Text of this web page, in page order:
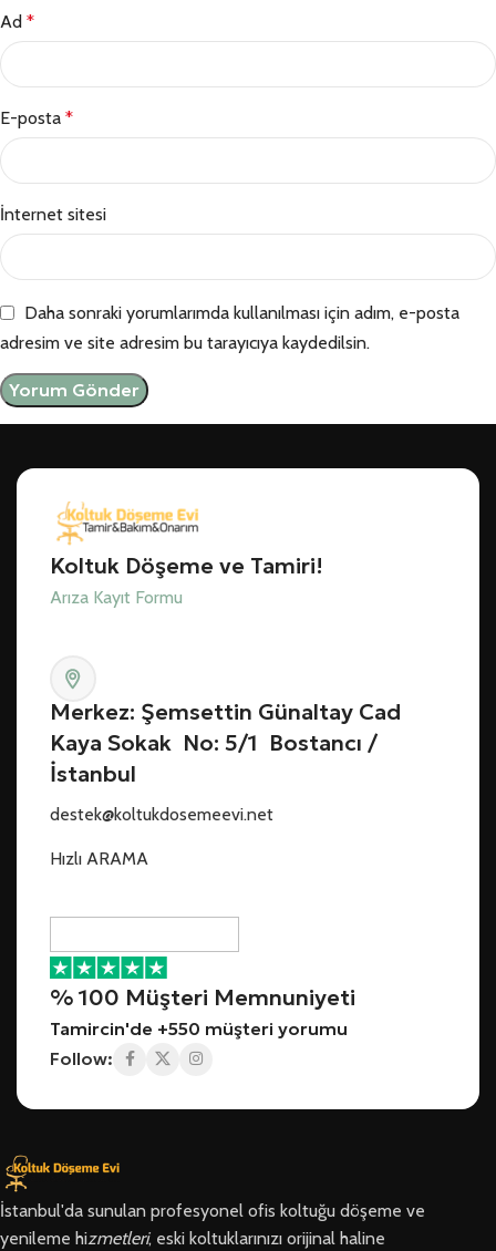
Ad *
E-posta *
İnternet sitesi
Daha sonraki yorumlarımda kullanılması için adım, e-posta
adresim ve site adresim bu tarayıcıya kaydedilsin.
Koltuk Döşeme ve Tamiri!
Arıza Kayıt Formu
Merkez: Şemsettin Günaltay Cad
Kaya Sokak No: 5/1 Bostancı /
İstanbul
destek@koltukdosemeevi.net
Hızlı ARAMA
% 100 Müşteri Memnuniyeti
Tamircin'de +550 müşteri yorumu
Follow:
İstanbul'da sunulan profesyonel ofis koltuğu döşeme ve
yenileme hizmetleri, eski koltuklarınızı orijinal haline